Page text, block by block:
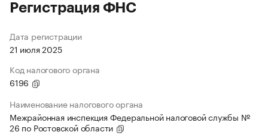
Регистрация ФНС
Дата регистрации
21 июля 2025
Код налогового органа
6196
Наименование налогового органа
Межрайонная инспекция Федеральной налоговой службы №
26 по Ростовской области